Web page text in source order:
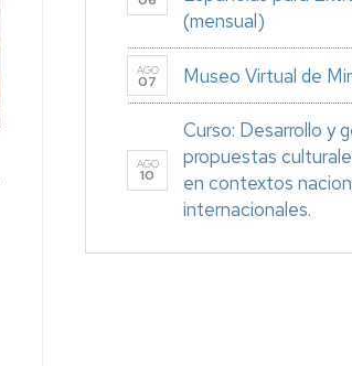
(mensual)
AGO
07 Museo Virtual de
AGO
10
Curso: Desarrollo y
propuestas
en contextos
internacionales.